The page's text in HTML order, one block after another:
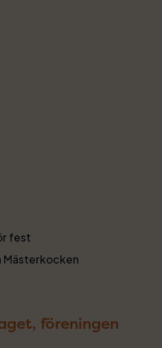
fest
Mästerkocken
föreningen